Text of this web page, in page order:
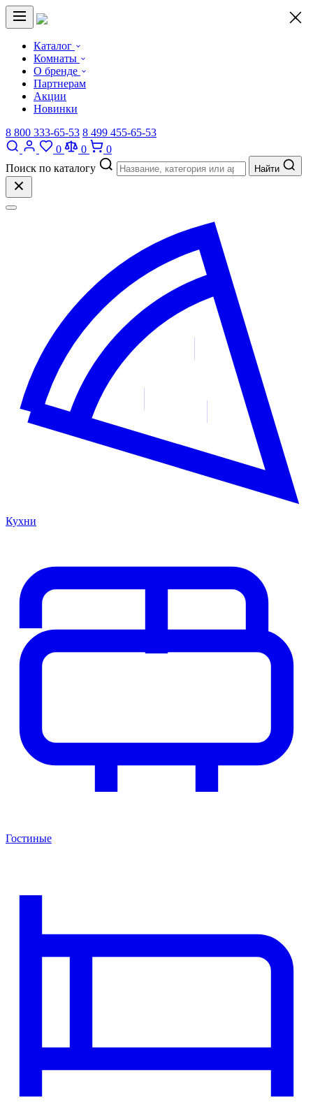
Каталог
Комнаты
О бренде
Партнерам
Акции
Новинки
8 800 333-65-53 8 499 455-65-53
0
0
0
Поиск по каталогу
Найти
Кухни
Гостиные
×